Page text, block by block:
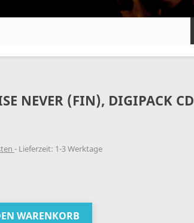
NEVER (FIN), DIGIPACK CD
Lieferzeit: 1-3 Werktage
WARENKORB